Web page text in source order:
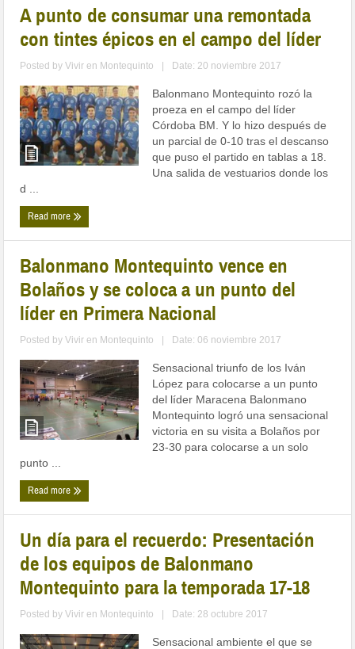
A punto de consumar una remontada
con tintes épicos en el campo del líder
Posted byVivir en Montequinto Date: 20 noviembre 2017
Balonmano Montequinto rozó la
proeza en el campo del líder
Córdoba BM. Y lo hizo después de
un parcial de 0-10 tras el descanso
que puso el partido en tablas a 18.
Una salida de vestuarios donde los
d ...
Read more
Balonmano Montequinto vence en
Bolaños y se coloca a un punto del
líder en Primera Nacional
Posted byVivir en Montequinto Date: 06 noviembre 2017
Sensacional triunfo de los Iván
López para colocarse a un punto
del líder Maracena Balonmano
Montequinto logró una sensacional
victoria en su visita a Bolaños por
23-30 para colocarse a un solo
punto ...
Read more
Un día para el recuerdo: Presentación
de los equipos de Balonmano
Montequinto para la temporada 17-18
Posted byVivir en Montequinto Date: 28 octubre 2017
Sensacional ambiente el que se